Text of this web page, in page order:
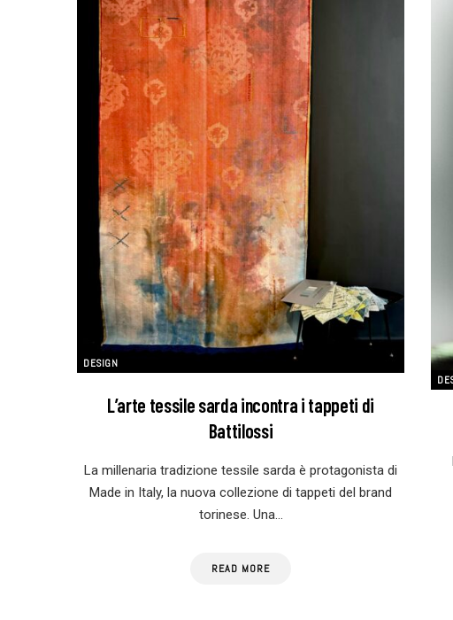
DESIGN
L’arte tessile sarda incontra i tappeti di
Battilossi
La millenaria tradizione tessile sarda è protagonista di
Made in Italy, la nuova collezione di tappeti del brand
torinese. Una…
READ MORE